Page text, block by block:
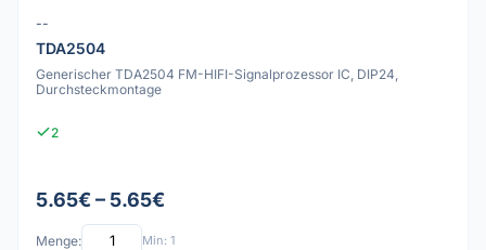
--
TDA2504
Generischer TDA2504 FM-HIFI-Signalprozessor IC, DIP24,
Durchsteckmontage
2
5.65€ – 5.65€
Menge: Min: 1